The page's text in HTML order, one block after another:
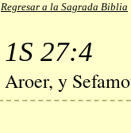
Regresar a la Sagrada Biblia
1S 27:4
Aroer, y